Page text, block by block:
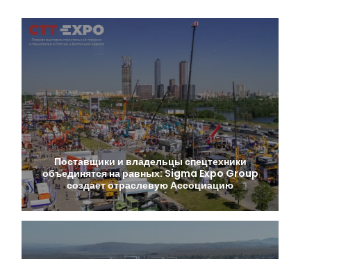
Поставщики и владельцыспецтехники
объединятсянаравных:SigmaExpoGroup
создаетотраслевуюАссоциацию